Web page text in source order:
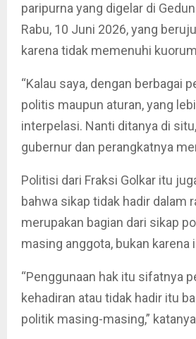
paripurna yang digelar di
Rabu, 10 Juni 2026, yang
karena tidak memenuhi
“Kalau saya, dengan berbagai
politis maupun aturan, yang
interpelasi. Nanti ditanya di
gubernur dan perangkatnya
Politisi dari Fraksi Golkar itu
bahwa sikap tidak hadir dalam
merupakan bagian dari sikap
masing anggota, bukan
“Penggunaan hak itu sifatnya
kehadiran atau tidak hadir itu
politik masing-masing,”